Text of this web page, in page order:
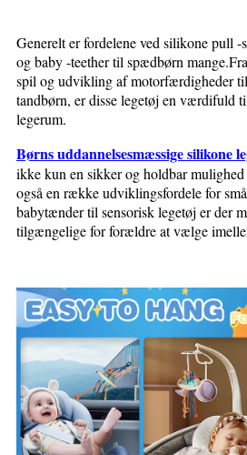
Generelt er fordelene ved silikone pull -
og baby -teether til spædbørn
spil og udvikling af motorfærdigheder
tandbørn, er disse legetøj en værdifuld
legerum.
Børns uddannelsesmæssige silikone
ikke kun en sikker og holdbar
også en række udviklingsfordele for
babytænder til sensorisk legetøj er der
tilgængelige for forældre at vælge